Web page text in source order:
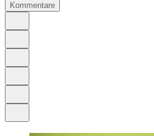
Kommentare